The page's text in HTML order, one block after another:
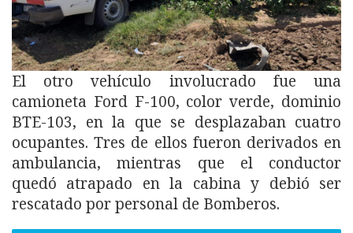
El otro vehículo involucrado fue una
camioneta Ford F-100, color verde, dominio
BTE-103, en la que se desplazaban cuatro
ocupantes. Tres de ellos fueron derivados en
ambulancia, mientras que el conductor
quedó atrapado en la cabina y debió ser
rescatado por personal de Bomberos.